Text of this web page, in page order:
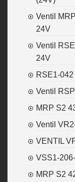
Ventil
24V
Ventil
24V
RSE1-
Ventil
MRP S2
Ventil
VENTIL
VSS1-
MRP S2